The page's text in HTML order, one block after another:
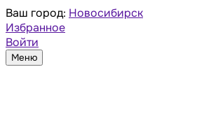
Ваш город: Новосибирск
Избранное
Войти
Меню